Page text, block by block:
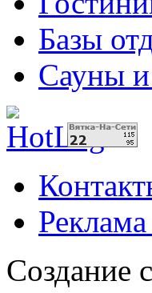
Базы
Сауны
Создание